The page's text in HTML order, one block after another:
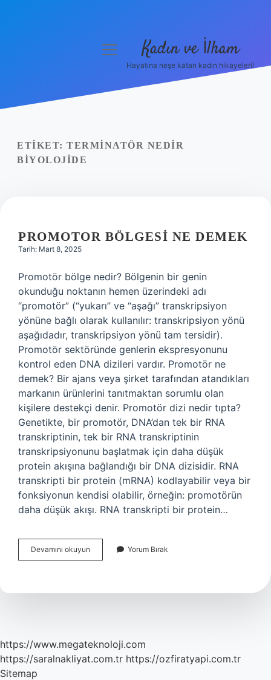
Yasal Uyarı
menüyü
Kadın ve İlham
Hayatına neşe katan kadın hikayeleri!
ETIKET: TERMINATÖR NEDIR
BIYOLOJIDE
PROMOTOR BÖLGESI NE DEMEK
Tarih: Mart 8, 2025
Promotör bölge nedir? Bölgenin bir genin
okunduğu noktanın hemen üzerindeki adı
“promotör” (“yukarı” ve “aşağı” transkripsiyon
yönüne bağlı olarak kullanılır: transkripsiyon yönü
aşağıdadır, transkripsiyon yönü tam tersidir).
Promotör sektöründe genlerin ekspresyonunu
kontrol eden DNA dizileri vardır. Promotör ne
demek? Bir ajans veya şirket tarafından atandıkları
markanın ürünlerini tanıtmaktan sorumlu olan
kişilere destekçi denir. Promotör dizi nedir tıpta?
Genetikte, bir promotör, DNA’dan tek bir RNA
transkriptinin, tek bir RNA transkriptinin
transkripsiyonunu başlatmak için daha düşük
protein akışına bağlandığı bir DNA dizisidir. RNA
transkripti bir protein (mRNA) kodlayabilir veya bir
fonksiyonun kendisi olabilir, örneğin: promotörün
daha düşük akışı. RNA transkripti bir protein…
Devamını okuyun Promotor
Bölgesi
Yorum Bırak
https://www.megateknoloji.com
https://saralnakliyat.com.tr https://ozfiratyapi.com.tr
Sitemap